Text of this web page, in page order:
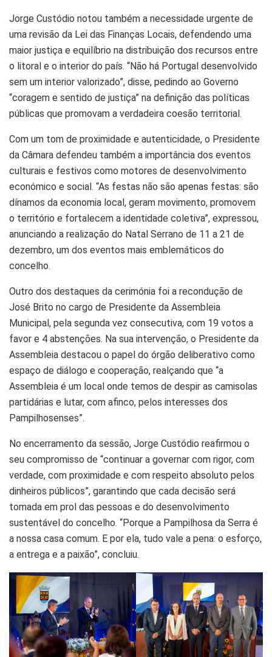
Jorge Custódio notou também a necessidade urgente de
uma revisão da Lei das Finanças Locais, defendendo uma
maior justiça e equilíbrio na distribuição dos recursos entre
o litoral e o interior do país. “Não há Portugal desenvolvido
sem um interior valorizado”, disse, pedindo ao Governo
“coragem e sentido de justiça” na definição das políticas
públicas que promovam a verdadeira coesão territorial.
Com um tom de proximidade e autenticidade, o Presidente
da Câmara defendeu também a importância dos eventos
culturais e festivos como motores de desenvolvimento
económico e social. “As festas não são apenas festas: são
dínamos da economia local, geram movimento, promovem
o território e fortalecem a identidade coletiva”, expressou,
anunciando a realização do Natal Serrano de 11 a 21 de
dezembro, um dos eventos mais emblemáticos do
concelho.
Outro dos destaques da cerimónia foi a recondução de
José Brito no cargo de Presidente da Assembleia
Municipal, pela segunda vez consecutiva, com 19 votos a
favor e 4 abstenções. Na sua intervenção, o Presidente da
Assembleia destacou o papel do órgão deliberativo como
espaço de diálogo e cooperação, realçando que “a
Assembleia é um local onde temos de despir as camisolas
partidárias e lutar, com afinco, pelos interesses dos
Pampilhosenses”.
No encerramento da sessão, Jorge Custódio reafirmou o
seu compromisso de “continuar a governar com rigor, com
verdade, com proximidade e com respeito absoluto pelos
dinheiros públicos”, garantindo que cada decisão será
tomada em prol das pessoas e do desenvolvimento
sustentável do concelho. “Porque a Pampilhosa da Serra é
a nossa casa comum. E por ela, tudo vale a pena: o esforço,
a entrega e a paixão”, concluiu.